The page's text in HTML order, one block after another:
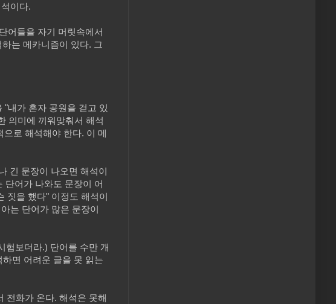
이다.
어들을 자기 머릿속에서
는 메카니즘이 있다. 그
"내가 혼자 공원을 걷고 있
의미에 끼워맞춰서 해석
로 해석해야 한다. 이 메
긴 문장이 나오면 해석이
단어가 나와도 문장이 어
짓을 했다" 이정도 해석이
는 단어가 많은 문장이
험보더라.) 단어를 수만 개
면 어려운 글을 못 읽는
전화가 온다. 해석은 못해